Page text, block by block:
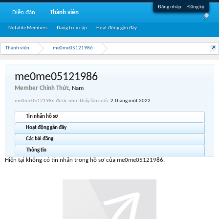
Đăng nhập Đăng ký
Thành viên me0me05121986
me0me05121986
Member Chính Thức, Nam
me0me05121986 được nhìn thấy lần cuối: 2 Tháng một 2022
Tin nhắn hồ sơ
Hoạt động gần đây
Các bài đăng
Thông tin
Hiện tại không có tin nhắn trong hồ sơ của me0me05121986.
Diễn đàn Thành viên
Notable Members Đang truy cập Hoạt động gần đây